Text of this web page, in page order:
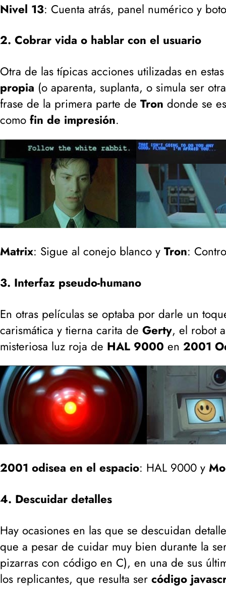
Nivel 13: Cuenta atrás, panel numérico y
2. Cobrar vida o hablar con el usuario
Otra de las típicas acciones utilizadas en
propia (o aparenta, suplanta, o simula ser
frase de la primera parte de Tron donde se
como fin de impresión.
Matrix: Sigue al conejo blanco y Tron:
3. Interfaz pseudo-humano
En otras películas se optaba por darle un
carismática y tierna carita de Gerty, el robot
misteriosa luz roja de HAL 9000 en 2001
2001 odisea en el espacio: HAL 9000 y
4. Descuidar detalles
Hay ocasiones en las que se descuidan
que a pesar de cuidar muy bien durante la
pizarras con código en C), en una de sus
los replicantes, que resulta ser código